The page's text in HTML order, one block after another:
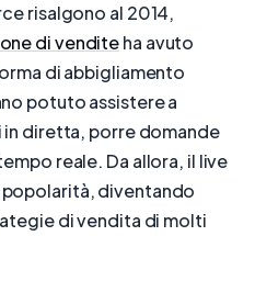
risalgono al 2014,
di venditeha avuto
di abbigliamento
potuto assistere a
diretta, porre domande
reale. Da allora, il live
diventando
di vendita di molti